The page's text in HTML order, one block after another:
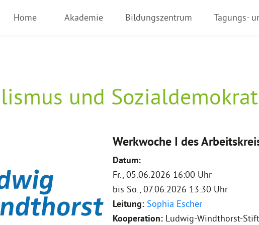
Home Akademie Bildungszentrum Tagungs-
und
Werkwoche I des
Datum:
Fr., 05.06.2026 16:00 Uhr
bis So., 07.06.2026 13:30 Uhr
Leitung: Sophia Escher
Kooperation: Ludwig-Windthorst-